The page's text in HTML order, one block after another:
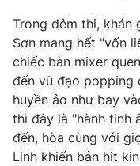
Email:toasoan@vtv.vn
Liên hệ quảng cáo:
Trong đêm thi, khán
Sơn mang hết "vốn
chiếc bàn mixer
đến vũ đạo popping
huyền ảo như bay
thì đây là "hành tinh
đến, hòa cùng với
Linh khiến bản hit